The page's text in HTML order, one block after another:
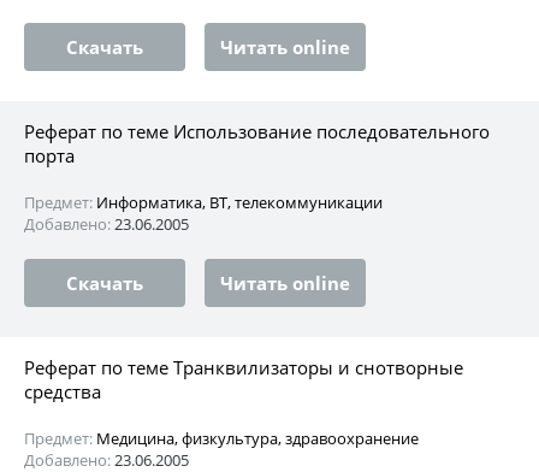
Скачать Читать online
Реферат по теме Использование последовательного
порта
Предмет: Информатика, ВТ, телекоммуникации
Добавлено:23.06.2005
Скачать Читать online
Реферат по теме Транквилизаторы и снотворные
средства
Предмет: Медицина, физкультура, здравоохранение
Добавлено:23.06.2005